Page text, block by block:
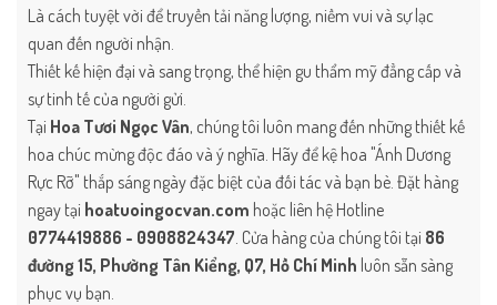
Là cách tuyệt vời để truyền tải năng lượng, niềm vui và sự lạc
quan đến người nhận.
Thiết kế hiện đại và sang trọng, thể hiện gu thẩm mỹ đẳng cấp và
sự tinh tế của người gửi.
Tại Hoa Tươi Ngọc Vân, chúng tôi luôn mang đến những thiết kế
hoa chúc mừng độc đáo và ý nghĩa. Hãy để kệ hoa "Ánh Dương
Rực Rỡ" thắp sáng ngày đặc biệt của đối tác và bạn bè. Đặt hàng
ngay tại hoatuoingocvan.com hoặc liên hệ Hotline
0774419886 - 0908824347 . Cửa hàng của chúng tôi tại 86
đường 15, Phường Tân Kiểng, Q7, Hồ Chí Minh luôn sẵn sàng
phục vụ bạn.